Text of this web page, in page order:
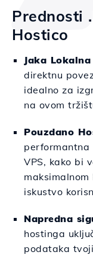
Prednosti
Hostico
Jaka
direktnu
idealno za
na ovom
Pouzdano
performantna
VPS, kako bi
iskustvo
Napredna
hostinga
podataka